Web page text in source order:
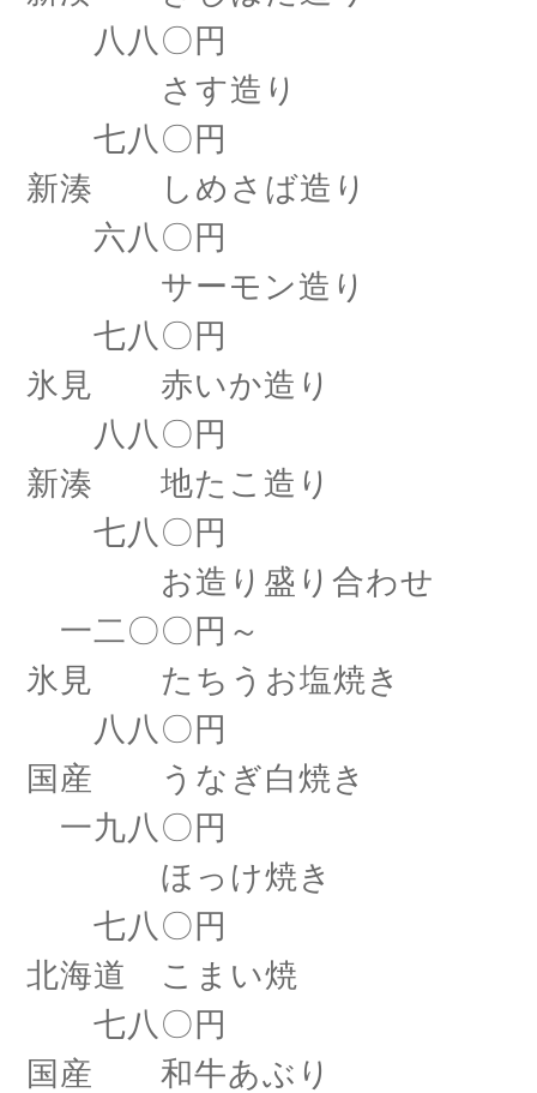
八八〇円
さす造り
七八〇円
新湊 しめさば造り
六八〇円
サーモン造り
七八〇円
氷見 赤いか造り
八八〇円
新湊 地たこ造り
七八〇円
お造り盛り合わせ
一二〇〇円～
氷見 たちうお塩焼き
八八〇円
国産 うなぎ白焼き
一九八〇円
ほっけ焼き
七八〇円
北海道 こまい焼
七八〇円
国産 和牛あぶり